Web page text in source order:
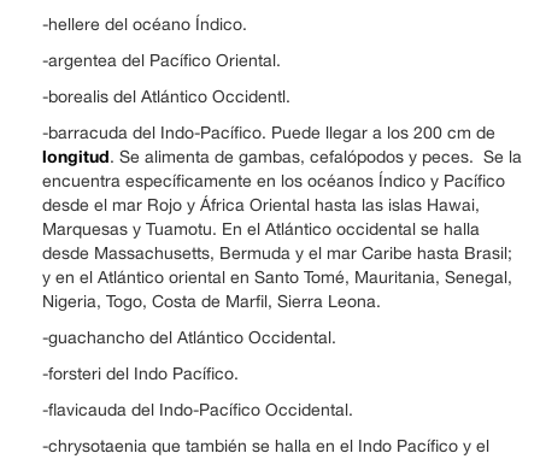
-hellere del océano Índico.
-argentea del Pacífico Oriental.
-borealis del Atlántico Occidentl.
-barracuda del Indo-Pacífico. Puede llegar a los 200 cm de
longitud. Se alimenta de gambas, cefalópodos y peces. Se la
encuentra específicamente en los océanos Índico y Pacífico
desde el mar Rojo y África Oriental hasta las islas Hawai,
Marquesas y Tuamotu. En el Atlántico occidental se halla
desde Massachusetts, Bermuda y el mar Caribe hasta Brasil;
y en el Atlántico oriental en Santo Tomé, Mauritania, Senegal,
Nigeria, Togo, Costa de Marfil, Sierra Leona.
-guachancho del Atlántico Occidental.
-forsteri del Indo Pacífico.
-flavicauda del Indo-Pacífico Occidental.
-chrysotaenia que también se halla en el Indo Pacífico y el